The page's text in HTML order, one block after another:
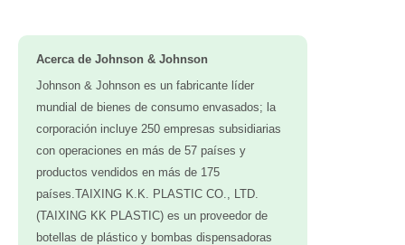
Acerca de Johnson & Johnson
Johnson & Johnson es un fabricante líder
mundial de bienes de consumo envasados; la
corporación incluye 250 empresas subsidiarias
con operaciones en más de 57 países y
productos vendidos en más de 175
países.TAIXING K.K. PLASTIC CO., LTD.
(TAIXING KK PLASTIC) es un proveedor de
botellas de plástico y bombas dispensadoras